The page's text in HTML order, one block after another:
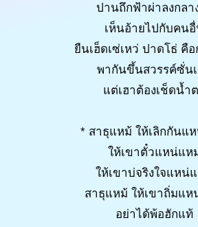
ปานถึกฟ้าผ่าลงกลา
เห็นอ้ายไปกับคน
ยืนเฮ็ดเซ่เหว่ ปาดโธ่ คือ
พากันขึ้นสวรรค์ซั่น
แต่เฮาต้องเช็ดน้ำ
* สาธุแหม้ ให้เลิกกันแ
ให้เขาตั๋วแหน่แห
ให้เขาบ่จริงใจแหน่
สาธุแหม้ ให้เขาถิ่มแห
อย่าได้พ้อฮักแท้